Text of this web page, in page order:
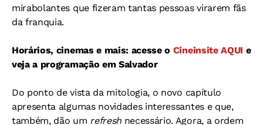
mirabolantes que fizeram tantas pessoas virarem fãs
da franquia.
Horários, cinemas e mais: acesse o Cineinsite AQUI e
veja a programação em Salvador
Do ponto de vista da mitologia, o novo capítulo
apresenta algumas novidades interessantes e que,
também, dão um refresh necessário. Agora, a ordem